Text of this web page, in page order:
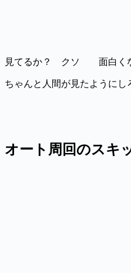
見てるか？ クソ 面白く
ちゃんと人間が見たようにし
オート周回のスキ